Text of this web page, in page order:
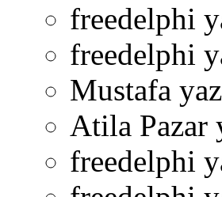
freedelphi
freedelphi
Mustafa
Atila Pazar
freedelphi